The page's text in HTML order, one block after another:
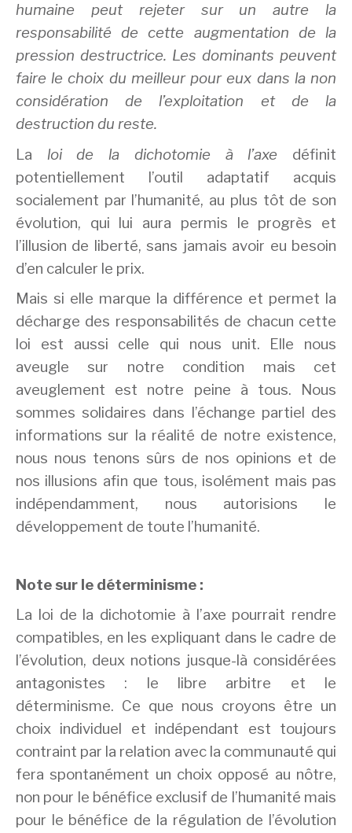
humaine peut rejeter sur un autre la
responsabilité de cette augmentation de la
pression destructrice. Les dominants peuvent
faire le choix du meilleur pour eux dans la non
considération de l’exploitation et de la
destruction du reste.
La loi de la dichotomie à l’axe définit
potentiellement l’outil adaptatif acquis
socialement par l’humanité, au plus tôt de son
évolution, qui lui aura permis le progrès et
l’illusion de liberté, sans jamais avoir eu besoin
d’en calculer le prix.
Mais si elle marque la différence et permet la
décharge des responsabilités de chacun cette
loi est aussi celle qui nous unit. Elle nous
aveugle sur notre condition mais cet
aveuglement est notre peine à tous. Nous
sommes solidaires dans l’échange partiel des
informations sur la réalité de notre existence,
nous nous tenons sûrs de nos opinions et de
nos illusions afin que tous, isolément mais pas
indépendamment, nous autorisions le
développement de toute l’humanité.
Note sur le déterminisme :
La loi de la dichotomie à l’axe pourrait rendre
compatibles, en les expliquant dans le cadre de
l’évolution, deux notions jusque-là considérées
antagonistes : le libre arbitre et le
déterminisme. Ce que nous croyons être un
choix individuel et indépendant est toujours
contraint par la relation avec la communauté qui
fera spontanément un choix opposé au nôtre,
non pour le bénéfice exclusif de l’humanité mais
pour le bénéfice de la régulation de l’évolution